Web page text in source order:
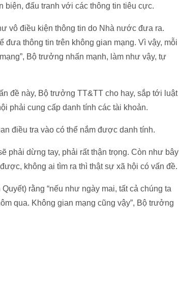
biện, đấu tranh với các thông tin tiêu cực.
vô điều kiện thông tin do Nhà nước đưa ra.
đưa thông tin trên không gian mạng. Vì vậy, mỗi
Bộ trưởng nhấn mạnh, làm như vậy, tự
đề này, Bộ trưởng TT&TT cho hay, sắp tới luật
phải cung cấp danh tính các tài khoản.
điều tra vào có thể nắm được danh tính.
phải dừng tay, phải rất thận trọng. Còn như bây
không ai tìm ra thì thật sự xã hội có vấn đề.
rằng “nếu như ngày mai, tất cả chúng ta
qua. Không gian mạng cũng vậy”, Bộ trưởng